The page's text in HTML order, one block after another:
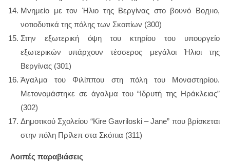
Μνημείο με τον Ήλιο της Βεργίνας στο βουνό Водно,
νοτιοδυτικά της πόλης των Σκοπίων (300)
Στην εξωτερική όψη του κτηρίου του υπουργείο
εξωτερικών υπάρχουν τέσσερος μεγάλοι Ήλιοι της
Βεργίνας (301)
Άγαλμα του Φιλίππου στη πόλη του Μοναστηρίου.
Μετονομάστηκε σε άγαλμα του “Ιδρυτή της Ηράκλειας”
(302)
Δημοτικού Σχολείου “Kire Gavriloski – Jane” που βρίσκεται
στην πόλη Πρίλεπ στα Σκόπια (311)
Λοιπές παραβιάσεις